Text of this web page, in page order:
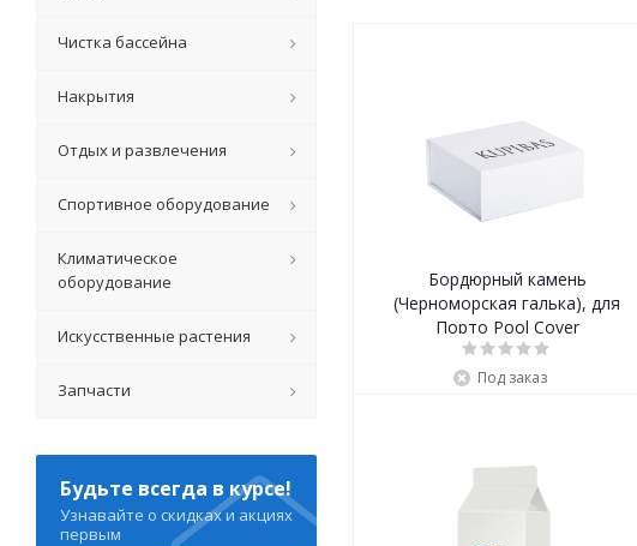
Бордюрный камень
(Черноморская галька), для
Порто Pool Cover
Под заказ
Чистка бассейна
Накрытия
Отдых и развлечения
Спортивное оборудование
Климатическое
оборудование
Искусственные растения
Запчасти
Будьте всегда в курсе!
Узнавайте о скидках и акциях
первым